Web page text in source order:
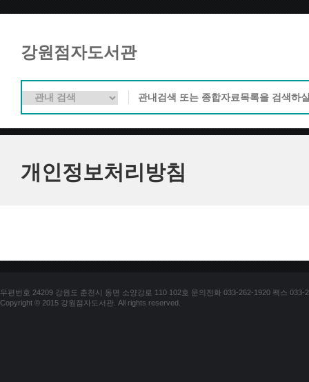
강원점자도서관
개인정보처리방침
우편번호 24209 강원도 춘천시 동면 소양강로 110 102호 문의전화 033-262-1920 팩스 033-
Copyright © 2015 강원점자도서관. All rights reserved.